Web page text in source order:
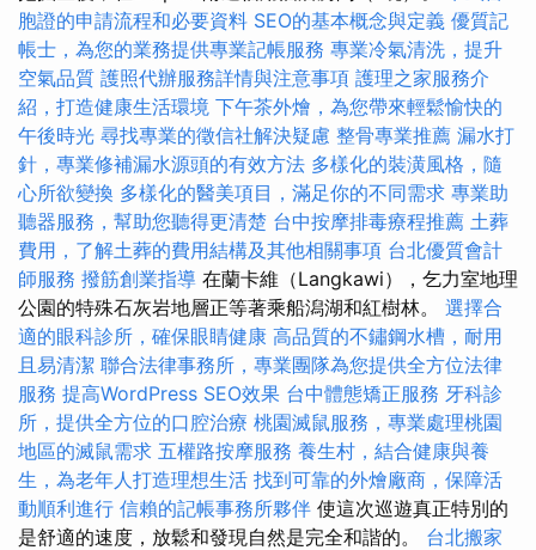
胞證的申請流程和必要資料 SEO的基本概念與定義 優質記
帳士，為您的業務提供專業記帳服務 專業冷氣清洗，提升
空氣品質 護照代辦服務詳情與注意事項 護理之家服務介
紹，打造健康生活環境 下午茶外燴，為您帶來輕鬆愉快的
午後時光 尋找專業的徵信社解決疑慮 整骨專業推薦 漏水打
針，專業修補漏水源頭的有效方法 多樣化的裝潢風格，隨
心所欲變換 多樣化的醫美項目，滿足你的不同需求 專業助
聽器服務，幫助您聽得更清楚 台中按摩排毒療程推薦 土葬
費用，了解土葬的費用結構及其他相關事項 台北優質會計
師服務 撥筋創業指導 在蘭卡維（Langkawi），乞力室地理
公園的特殊石灰岩地層正等著乘船潟湖和紅樹林。 選擇合
適的眼科診所，確保眼睛健康 高品質的不鏽鋼水槽，耐用
且易清潔 聯合法律事務所，專業團隊為您提供全方位法律
服務 提高WordPress SEO效果 台中體態矯正服務 牙科診
所，提供全方位的口腔治療 桃園滅鼠服務，專業處理桃園
地區的滅鼠需求 五權路按摩服務 養生村，結合健康與養
生，為老年人打造理想生活 找到可靠的外燴廠商，保障活
動順利進行 信賴的記帳事務所夥伴 使這次巡遊真正特別的
是舒適的速度，放鬆和發現自然是完全和諧的。 台北搬家